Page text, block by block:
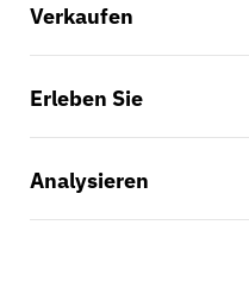
Verkaufen
Erleben Sie
Analysieren